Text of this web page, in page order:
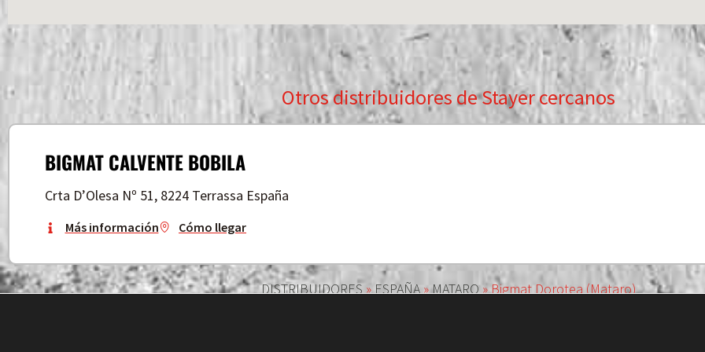
Otros distribuidores de Stayer cercanos
BIGMAT CALVENTE BOBILA
Crta D’Olesa Nº 51, 8224 Terrassa España
Más información Cómo llegar
DISTRIBUIDORES»ESPAÑA»MATARO»Bigmat Dorotea (Mataro)